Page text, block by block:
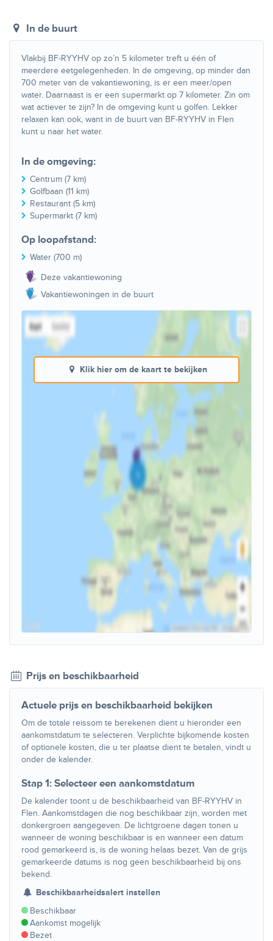
In de buurt
Vlakbij BF-RYYHV op zo’n 5 kilometer treft u één of
meerdere eetgelegenheden. In de omgeving, op minder dan
700 meter van de vakantiewoning, is er een meer/open
water. Daarnaast is er een supermarkt op 7 kilometer. Zin om
wat actiever te zijn? In de omgeving kunt u golfen. Lekker
relaxen kan ook, want in de buurt van BF-RYYHV in Flen
kunt u naar het water.
In de omgeving:
Centrum (7 km)
Golfbaan (11 km)
Restaurant (5 km)
Supermarkt (7 km)
Op loopafstand:
Water (700 m)
Deze vakantiewoning
Vakantiewoningen in de buurt
Klik hier om de kaart te bekijken
Prijs en beschikbaarheid
Actuele prijs en beschikbaarheid bekijken
Om de totale reissom te berekenen dient u hieronder een
aankomstdatum te selecteren. Verplichte bijkomende kosten
of optionele kosten, die u ter plaatse dient te betalen, vindt u
onder de kalender.
Stap 1: Selecteer een aankomstdatum
De kalender toont u de beschikbaarheid van BF-RYYHV in
Flen. Aankomstdagen die nog beschikbaar zijn, worden met
donkergroen aangegeven. De lichtgroene dagen tonen u
wanneer de woning beschikbaar is en wanneer een datum
rood gemarkeerd is, is de woning helaas bezet. Van de grijs
gemarkeerde datums is nog geen beschikbaarheid bij ons
bekend.
Beschikbaarheidsalert instellen
Beschikbaar
Aankomst mogelijk
Bezet